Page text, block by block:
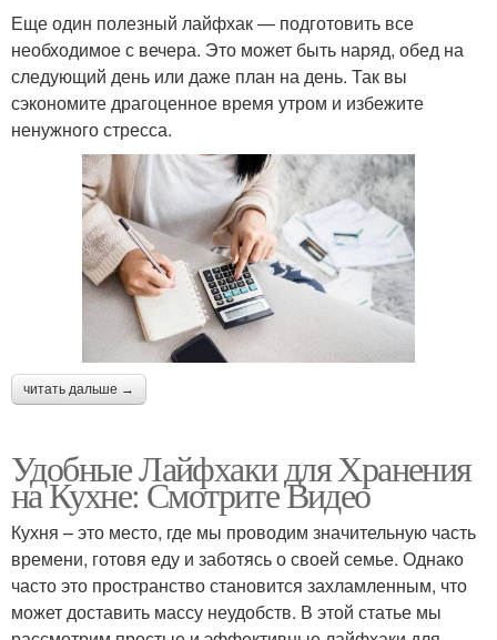
Еще один полезный лайфхак — подготовить все
необходимое с вечера. Это может быть наряд, обед на
следующий день или даже план на день. Так вы
сэкономите драгоценное время утром и избежите
ненужного стресса.
читать дальше →
Удобные Лайфхаки для Хранения
на Кухне: Смотрите Видео
Кухня – это место, где мы проводим значительную часть
времени, готовя еду и заботясь о своей семье. Однако
часто это пространство становится захламленным, что
может доставить массу неудобств. В этой статье мы